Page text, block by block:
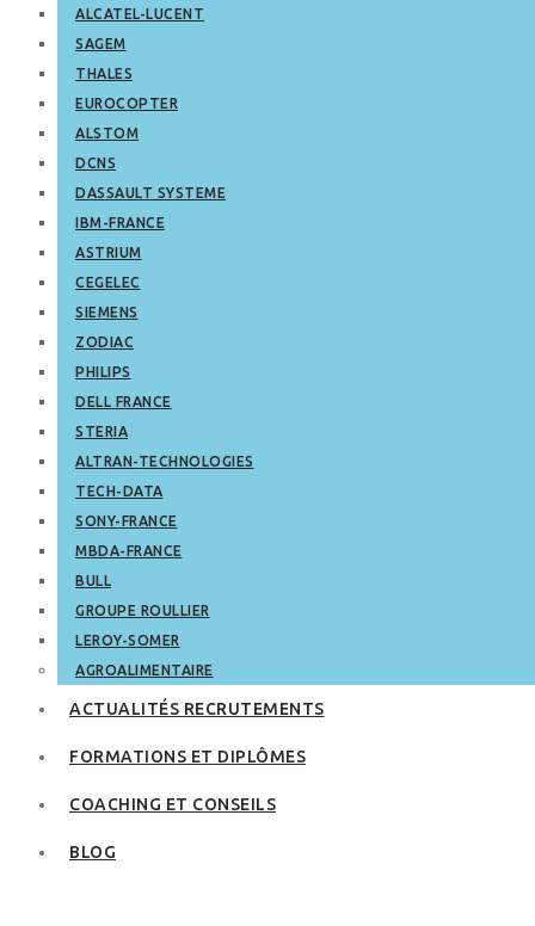
ALCATEL-LUCENT
SAGEM
THALES
EUROCOPTER
ALSTOM
DCNS
DASSAULT SYSTEME
IBM-FRANCE
ASTRIUM
CEGELEC
SIEMENS
ZODIAC
PHILIPS
DELL FRANCE
STERIA
ALTRAN-TECHNOLOGIES
TECH-DATA
SONY-FRANCE
MBDA-FRANCE
BULL
GROUPE ROULLIER
LEROY-SOMER
AGROALIMENTAIRE
ACTUALITÉS RECRUTEMENTS
FORMATIONS ET DIPLÔMES
COACHING ET CONSEILS
BLOG